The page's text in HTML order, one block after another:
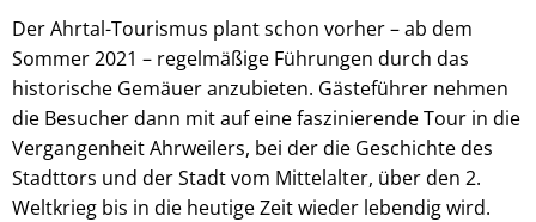
Der Ahrtal-Tourismus plant schon vorher – ab dem
Sommer 2021 – regelmäßige Führungen durch das
historische Gemäuer anzubieten. Gästeführer nehmen
die Besucher dann mit auf eine faszinierende Tour in die
Vergangenheit Ahrweilers, bei der die Geschichte des
Stadttors und der Stadt vom Mittelalter, über den 2.
Weltkrieg bis in die heutige Zeit wieder lebendig wird.